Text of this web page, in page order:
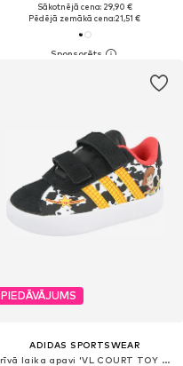
Sākotnējā cena: 29,90 €
Pēdējā zemākā cena:21,51 €
PIEDĀVĀJUMS
ADIDAS SPORTSWEAR
Brīvā laika apavi 'VL COURT TOY STORY'